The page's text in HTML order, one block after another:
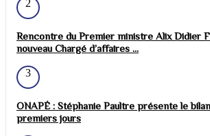
2
Rencontre du Premier ministre Alix Didier
nouveau Chargé d’affaires ...
3
ONAPÉ : Stéphanie Paultre présente le
premiers jours